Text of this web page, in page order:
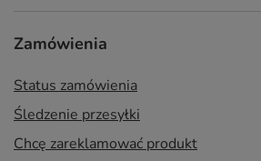
Zamówienia
Status zamówienia
Śledzenie przesyłki
Chcę zareklamować produkt